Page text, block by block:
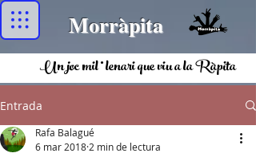
Morràpita
joc mil·lenari que viu a la Ràpita
Entrada
Rafa Balagué
6 mar 2018 2 min de lectura